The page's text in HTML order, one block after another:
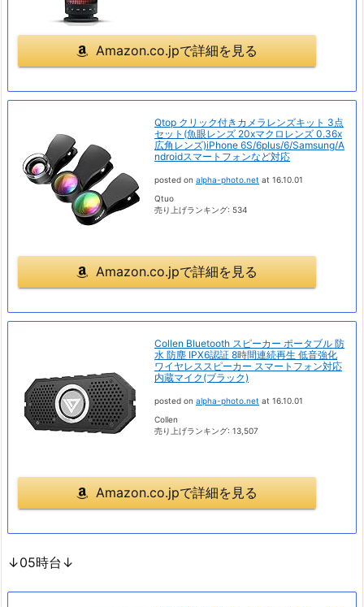
Amazon.co.jpで詳細を見る
Qtop クリック付きカメラレンズキット 3点
セット(魚眼レンズ 20xマクロレンズ 0.36x
広角レンズ)iPhone 6S/6plus/6/Samsung/A
ndroidスマートフォンなど対応
posted on alpha-photo.net at 16.10.01
Qtuo
売り上げランキング: 534
Amazon.co.jpで詳細を見る
Collen Bluetooth スピーカー ポータブル 防
水 防塵 IPX6認証 8時間連続再生 低音強化
ワイヤレススピーカー スマートフォン対応
内蔵マイク(ブラック)
posted on alpha-photo.net at 16.10.01
Collen
売り上げランキング: 13,507
Amazon.co.jpで詳細を見る
↓05時台↓